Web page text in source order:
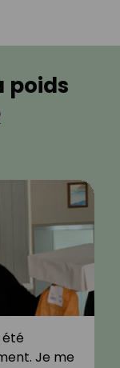
poids
été
Je me